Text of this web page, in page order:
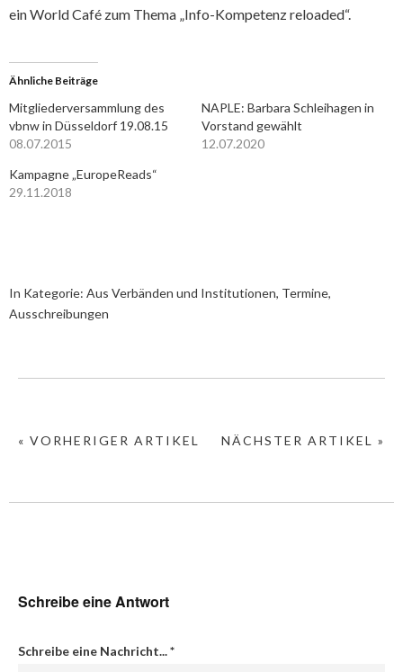
ein World Café zum Thema „Info-Kompetenz reloaded“.
Ähnliche Beiträge
Mitgliederversammlung des
vbnw in Düsseldorf 19.08.15
08.07.2015
NAPLE: Barbara Schleihagen in
Vorstand gewählt
12.07.2020
Kampagne „EuropeReads“
29.11.2018
In Kategorie: Aus Verbänden und Institutionen, Termine,
Ausschreibungen
NÄCHSTER ARTIKEL »
« VORHERIGER ARTIKEL
Schreibe eine Antwort
Schreibe eine Nachricht...*